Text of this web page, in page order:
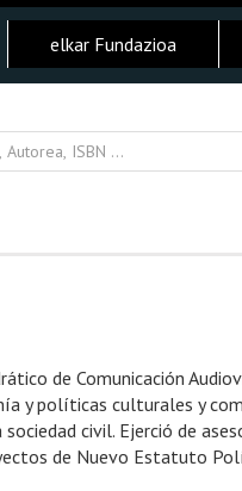
elkar Fundazioa
de Comunicación
y políticas culturales y
civil. Ejerció de
de Nuevo Estatuto